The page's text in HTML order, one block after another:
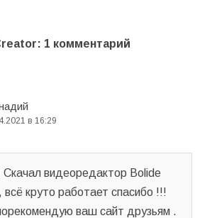
: 1 комментарий
в 16:29
Скачал видеоредактор Bolide
всё круто работает спасибо !!!
ваш сайт друзьям .